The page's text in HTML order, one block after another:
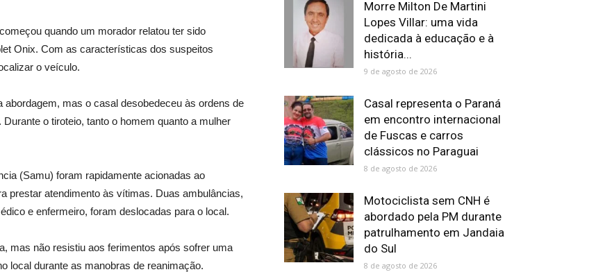
quando um morador relatou ter sido
Onix. Com as características dos suspeitos
o veículo.
mas o casal desobedeceu às ordens de
o tiroteio, tanto o homem quanto a mulher
(Samu) foram rapidamente acionadas ao
prestar atendimento às vítimas. Duas ambulâncias,
e enfermeiro, foram deslocadas para o local.
mas não resistiu aos ferimentos após sofrer uma
local durante as manobras de reanimação.
Morre Milton De Martini
Lopes Villar: uma vida
dedicada à educação e à
história...
9 de agosto de 2026
Casal representa o Paraná
em encontro internacional
de Fuscas e carros
clássicos no Paraguai
8 de agosto de 2026
Motociclista sem CNH é
abordado pela PM durante
patrulhamento em Jandaia
do Sul
8 de agosto de 2026